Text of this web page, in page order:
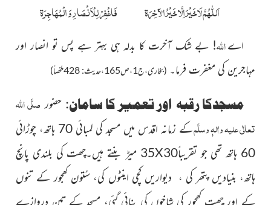
اَللّٰھُمَّ لَاخَیْرَ اِلَّا خَیْرُ الآخِرَۃ فَاغْفِرْ لِلْاَنْصَارِ وَ الْمُہَاجِرَۃ
اےاللہ! بے شک آخرت کا بدلہ ہی بہتر ہے پس تو انصار اور
مہاجرین کی مغفرت فرما۔ (بخاری،ج1،ص165،حدیث: 428ملخصاً)
مسجدکا رقبہ اور تعمیر کا سامان: حضورصلَّی اللہ
تعالٰی علیہ واٰلہٖ وسلَّم
کے زمانہ اقدس میں مسجد کی لمبائی 70 ہاتھ، چوڑائی
60 ہاتھ تھی جو تقریباً30
X
35 میڑ بنتے ہیں۔چھت کی بلندی پانچ
ہاتھ، بنیادیں پتھر کی ، دیواریں کچی اینٹوں کی، سُتون کھجور کے تنوں
کے اور چھت کھجور کی شاخوں کی بنائی گئی، مسجد کے تین دروازے